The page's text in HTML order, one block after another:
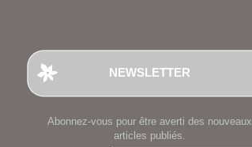
NEWSLETTER
Abonnez-vous pour être averti des nouveaux
articles publiés.